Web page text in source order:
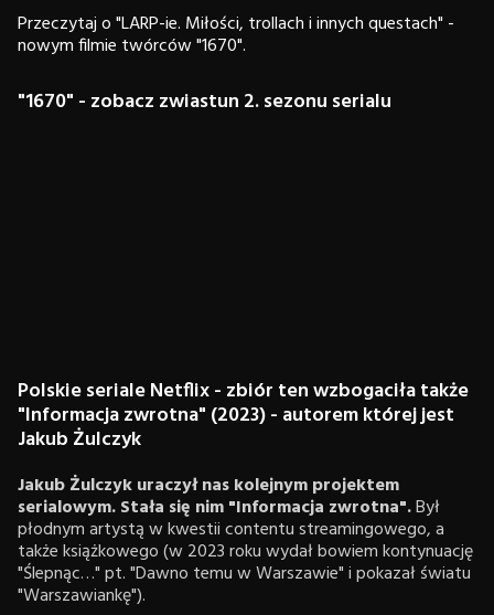
Przeczytaj o "LARP-ie. Miłości, trollach i innych questach" -
nowym filmie twórców "1670".
"1670" - zobacz zwiastun 2. sezonu serialu
Polskie seriale Netflix - zbiór ten wzbogaciła także
"Informacja zwrotna" (2023) - autorem której jest
Jakub Żulczyk
Jakub Żulczyk uraczył nas kolejnym projektem
serialowym. Stała się nim "Informacja zwrotna".Był
płodnym artystą w kwestii contentu streamingowego, a
także książkowego (w 2023 roku wydał bowiem kontynuację
"Ślepnąc…" pt. "Dawno temu w Warszawie" i pokazał światu
"Warszawiankę").